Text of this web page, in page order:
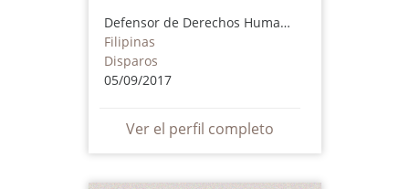
Defensor de Derechos Humanos
Filipinas
Disparos
05/09/2017
Ver el perfil completo